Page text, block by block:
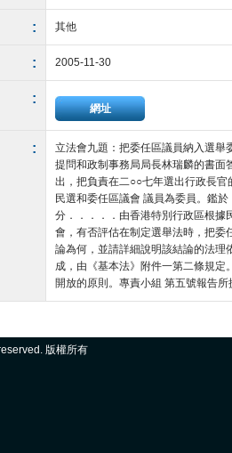
: 其他
: 2005-11-30
:
網址
:
立法會九題：把委任區議員納入選舉
提問和政制事務局局長林瑞麟的書面
出，把負責在二○○七年選出行政長
民選和委任區議會 議員為委員。鑑
分．．．．．由香港特別行政區根據
會，有否評估在制定選舉法時，把委
論為何，並請詳細說明該結論的法
成，由《基本法》附件一第二條規定
開放的原則。專責小組 第五號報告
版權所有